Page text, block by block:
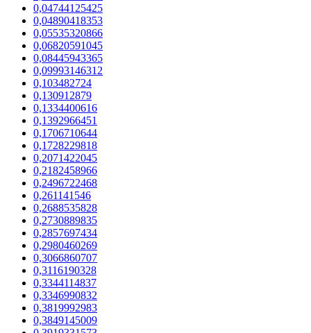
0,04744125425
0,04890418353
0,05535320866
0,06820591045
0,08445943365
0,09993146312
0,103482724
0,130912879
0,1334400616
0,1392966451
0,1706710644
0,1728229818
0,2071422045
0,2182458966
0,2496722468
0,261141546
0,2688535828
0,2730889835
0,2857697434
0,2980460269
0,3066860707
0,3116190328
0,3344114837
0,3346990832
0,3819992983
0,3849145009